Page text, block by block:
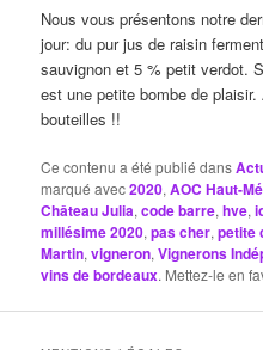
Nous vous présentons notre
jour: du pur jus de raisin
sauvignon et 5 % petit verdot.
est une petite bombe de
bouteilles !!
Ce contenu a été publié dans
marqué avec2020,AOC Haut-
Château Julia,code barre,hve,
millésime 2020,pas cher,petite
Martin,vigneron,Vignerons
vins de bordeaux. Mettez-le en